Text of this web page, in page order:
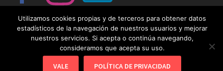
© Copyright GayFriendlySpain 2019 Funciona con WordPressy
Utilizamos cookies propias y de terceros para obtener datos
estadísticos de la navegación de nuestros usuarios y mejorar
nuestros servicios. Si acepta o continúa navegando,
consideramos que acepta su uso.
VALE POLÍTICA DE PRIVACIDAD